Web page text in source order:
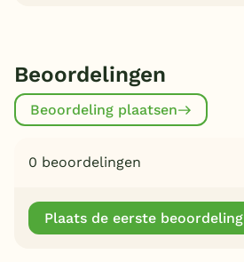
Beoordelingen
Beoordeling plaatsen
0 beoordelingen
Plaats de eerste beoordeling